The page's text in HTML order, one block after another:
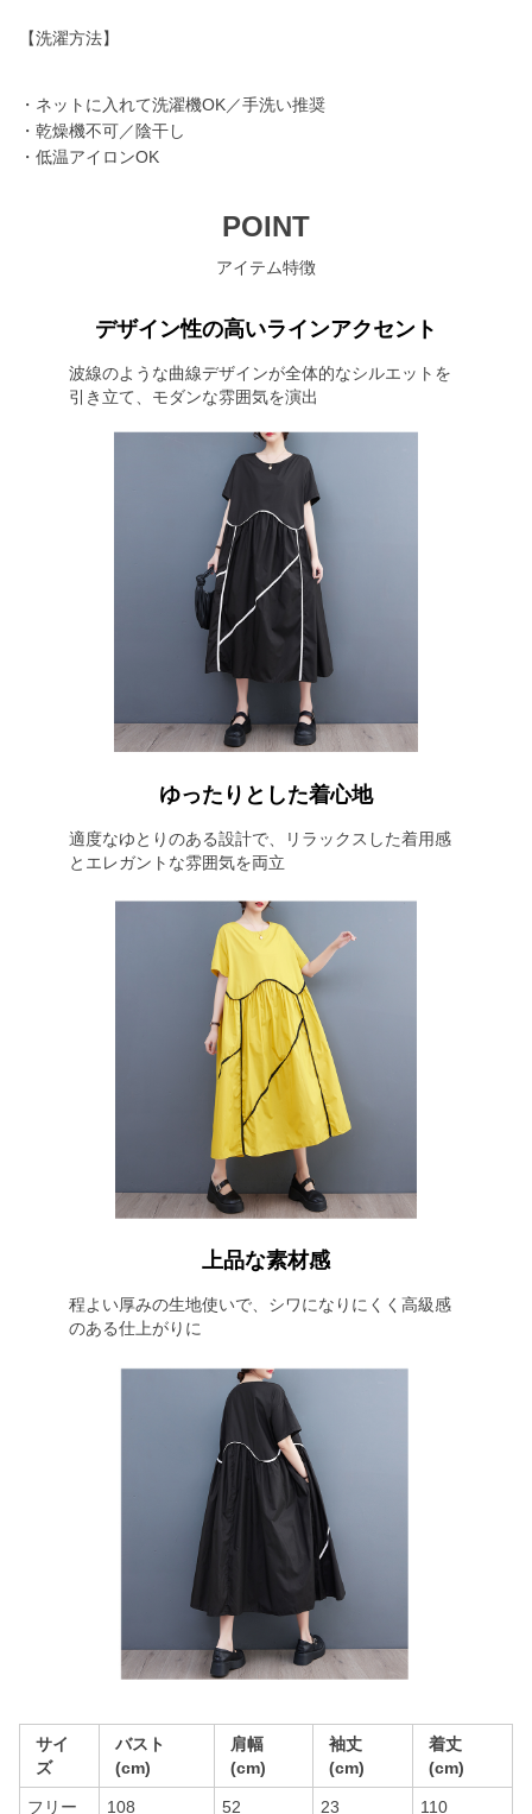
【洗濯方法】
・ネットに入れて洗濯機OK／手洗い推奨
・乾燥機不可／陰干し
・低温アイロンOK
POINT
アイテム特徴
デザイン性の高いラインアクセント
波線のような曲線デザインが全体的なシルエットを
引き立て、モダンな雰囲気を演出
ゆったりとした着心地
適度なゆとりのある設計で、リラックスした着用感
とエレガントな雰囲気を両立
上品な素材感
程よい厚みの生地使いで、シワになりにくく高級感
のある仕上がりに
サイ
ズ
バスト
(cm)
肩幅
(cm)
袖丈
(cm)
着丈
(cm)
フリー 108 52 23 110